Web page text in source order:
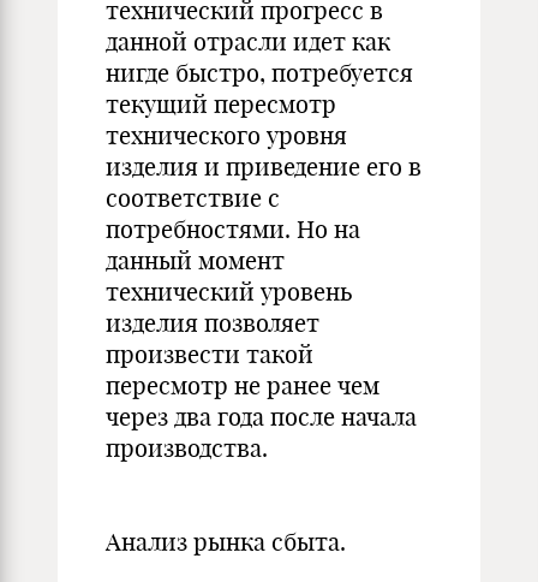
технический прогресс в
данной отрасли идет как
нигде быстро, потребуется
текущий пересмотр
технического уровня
изделия и приведение его в
соответствие с
потребностями. Но на
данный момент
технический уровень
изделия позволяет
произвести такой
пересмотр не ранее чем
через два года после начала
производства.
Анализ рынка сбыта.